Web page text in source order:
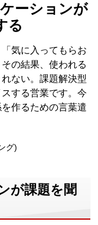
ーションが
る
気に入ってもらお
の結果、使われる
ない。課題解決型
する営業です。今
作るための言葉遣
グ)
が課題を聞